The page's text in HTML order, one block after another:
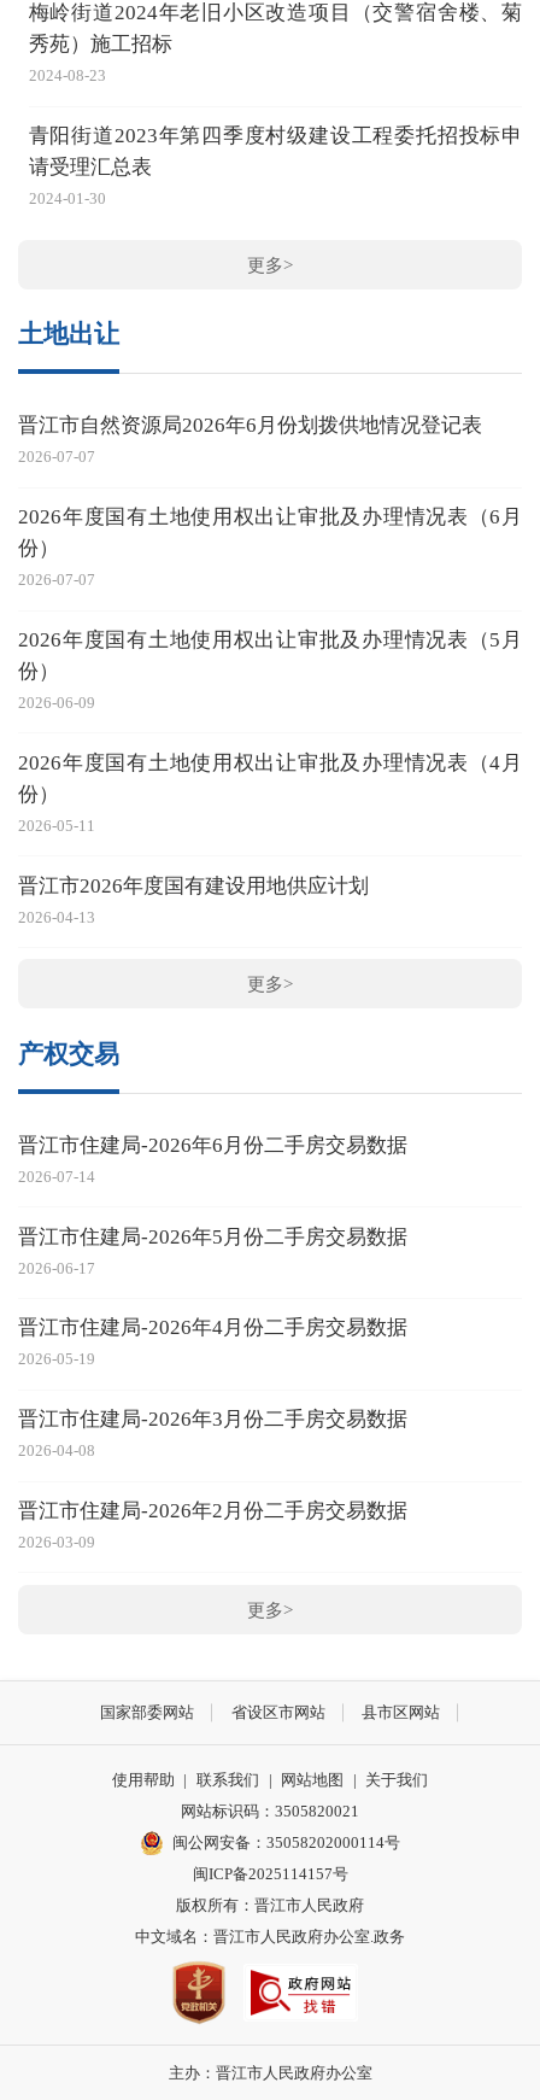
梅岭街道2024年老旧小区改造项目（交警宿舍楼、菊
秀苑）施工招标
2024-08-23
青阳街道2023年第四季度村级建设工程委托招投标申
请受理汇总表
2024-01-30
更多>
土地出让
晋江市自然资源局2026年6月份划拨供地情况登记表
2026-07-07
2026年度国有土地使用权出让审批及办理情况表（6月
份）
2026-07-07
2026年度国有土地使用权出让审批及办理情况表（5月
份）
2026-06-09
2026年度国有土地使用权出让审批及办理情况表（4月
份）
2026-05-11
晋江市2026年度国有建设用地供应计划
2026-04-13
更多>
产权交易
晋江市住建局-2026年6月份二手房交易数据
2026-07-14
晋江市住建局-2026年5月份二手房交易数据
2026-06-17
晋江市住建局-2026年4月份二手房交易数据
2026-05-19
晋江市住建局-2026年3月份二手房交易数据
2026-04-08
晋江市住建局-2026年2月份二手房交易数据
2026-03-09
更多>
国家部委网站 省设区市网站 县市区网站
使用帮助 | 联系我们 | 网站地图 | 关于我们
网站标识码：3505820021
闽公网安备：35058202000114号
闽ICP备2025114157号
版权所有：晋江市人民政府
中文域名：晋江市人民政府办公室.政务
主办：晋江市人民政府办公室